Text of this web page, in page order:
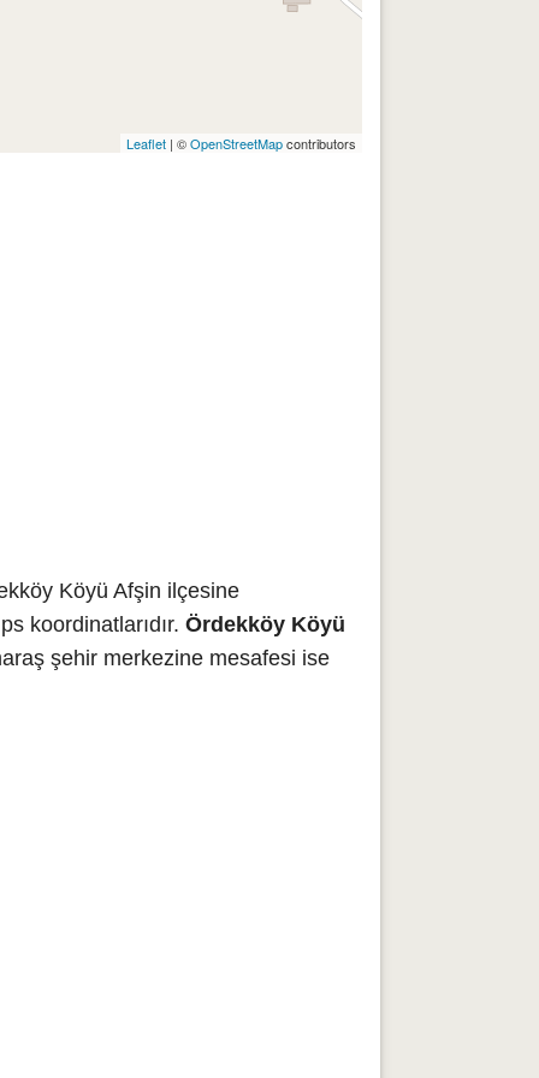
Leaflet | ©OpenStreetMapcontributors
Köyü Afşin ilçesine
koordinatlarıdır. Ördekköy Köyü
şehir merkezine mesafesi ise